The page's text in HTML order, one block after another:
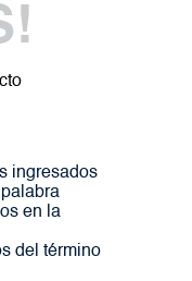
ingresados
en la
del término